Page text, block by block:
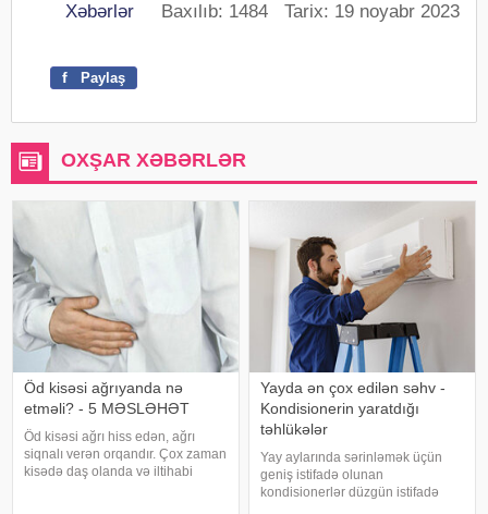
Xəbərlər Baxılıb: 1484 Tarix: 19 noyabr 2023
f Paylaş
OXŞAR XƏBƏRLƏR
Öd kisəsi ağrıyanda nə
etməli? - 5 MƏSLƏHƏT
Öd kisəsi ağrı hiss edən, ağrı
siqnalı verən orqandır. Çox zaman
kisədə daş olanda və iltihabi
Yayda ən çox edilən səhv -
Kondisionerin yaratdığı
təhlükələr
Yay aylarında sərinləmək üçün
geniş istifadə olunan
kondisionerlər düzgün istifadə